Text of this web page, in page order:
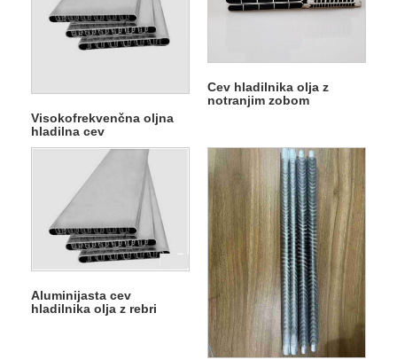
Visokofrekvenčna oljna
hladilna cev
Cev hladilnika olja z
notranjim zobom
Aluminijasta cev
hladilnika olja z rebri